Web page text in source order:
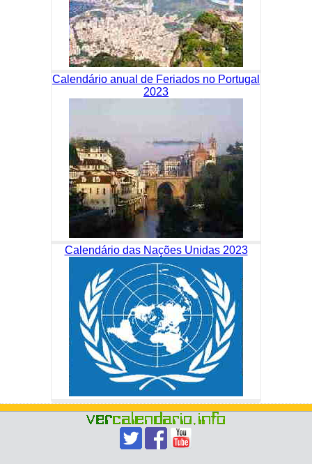
Calendário anual de Feriados no Portugal
2023
Calendário das Nações Unidas 2023